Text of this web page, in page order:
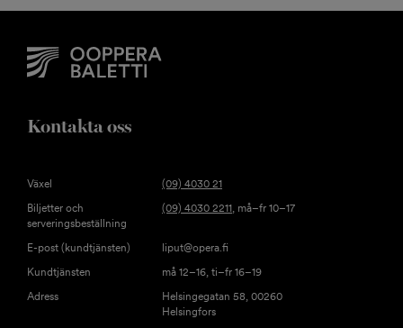
Kontakta oss
Växel
(09) 4030 21
Biljetter och
serveringsbeställning
(09) 4030 2211, må–fr 10–17
E-post (kundtjänsten)
liput@opera.fi
Kundtjänsten
må 12–16, ti–fr 16–19
Adress
Helsingegatan 58, 00260
Helsingfors